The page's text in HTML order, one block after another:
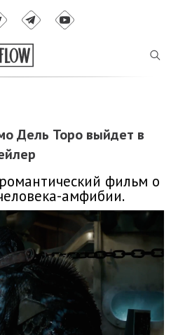
Дель Торо выйдет в
фильм о
амфибии.